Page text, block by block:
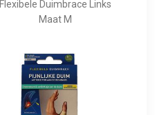
Flexibele Duimbrace Links
Maat M